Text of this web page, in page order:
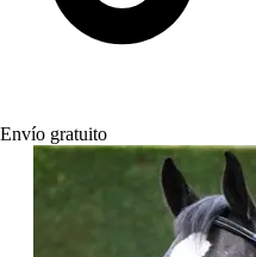
Envío gratuito